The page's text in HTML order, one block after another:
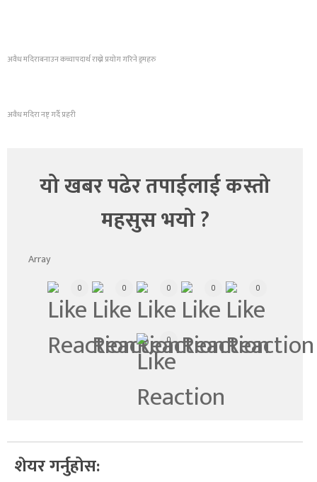
अवैध मदिराबनाउन कच्चापदार्थ राख्ने प्रयोग गरिने ड्रमहरु
अवैध मदिरा नष्ट् गर्दै प्रहरी
यो खबर पढेर तपाईलाई कस्तो
महसुस भयो ?
Array
0 0 0 0 0
0
शेयर गर्नुहोस: